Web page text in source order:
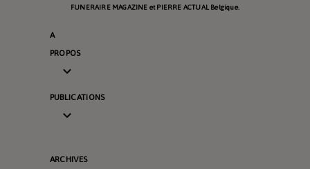
FUNERAIRE MAGAZINE et PIERRE ACTUAL Belgique.
A
PROPOS

PUBLICATIONS

ARCHIVES